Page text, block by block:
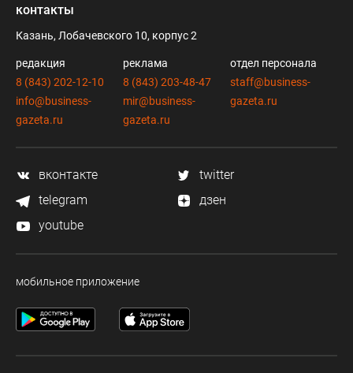
контакты
Казань, Лобачевского 10, корпус 2
редакция
8 (843) 202-12-10
info@business-
gazeta.ru
реклама
8 (843) 203-48-47
mir@business-
gazeta.ru
отдел персонала
staff@business-
gazeta.ru
вконтакте
twitter
telegram
дзен
youtube
мобильное приложение